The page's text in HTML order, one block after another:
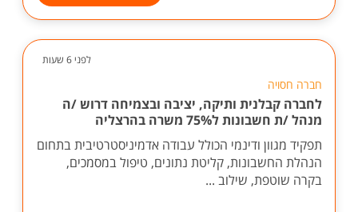
לפני 6 שעות
חברה חסויה
לחברה קבלנית ותיקה, יציבה ובצמיחה דרוש /ה
מנהל /ת חשבונות ל75% משרה בהרצליה
תפקיד מגוון ודינמי הכולל עבודה אדמיניסטרטיבית בתחום
הנהלת החשבונות, קליטת נתונים, טיפול במסמכים,
בקרה שוטפת, שילוב ...